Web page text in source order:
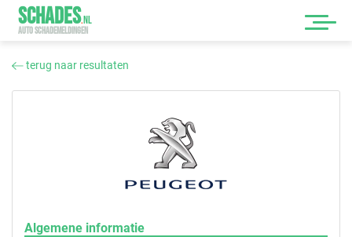
SCHADES.NL
AUTO SCHADEMELDINGEN
terug naar resultaten
Algemene informatie